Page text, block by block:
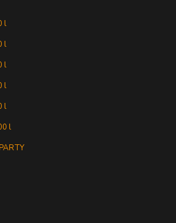
l
l
l
l
l
l